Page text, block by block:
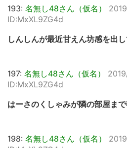
193: 名無し48さん（仮名）
ID:MxXL9ZG4d
しんしんが最近甘えん坊感を出
197: 名無し48さん（仮名）
ID:MxXL9ZG4d
はーさのくしゃみが隣の部屋ま
198: 名無し48さん（仮名）